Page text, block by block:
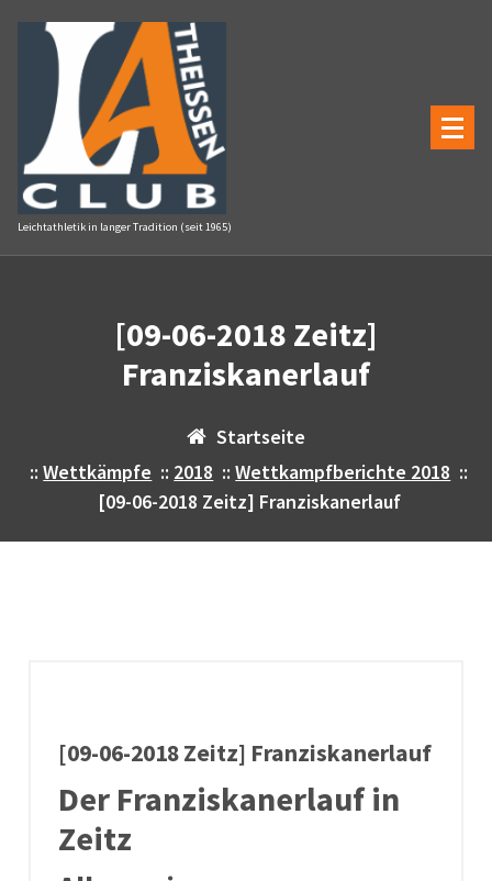
Inhalt
springen
Leichtathletik in langer Tradition (seit 1965)
[09-06-2018 Zeitz]
Franziskanerlauf
Startseite
::Wettkämpfe :: 2018 ::Wettkampfberichte 2018 ::
[09-06-2018 Zeitz] Franziskanerlauf
[09-06-2018 Zeitz] Franziskanerlauf
Der Franziskanerlauf in
Zeitz